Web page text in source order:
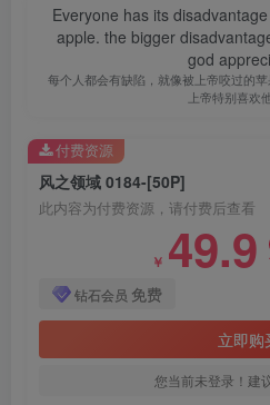
Everyone has its
apple. the bigger
god
每个人都会有缺陷，就像被上帝咬过的
上帝特别喜欢
风之领域 0184-[50P]
此内容为付费资源，请付费后查看
￥ 49.9
钻石会员 免费
立即购
您当前未登录！建
付费资源